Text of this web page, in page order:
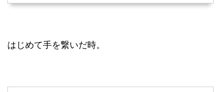
はじめて手を繋いだ時。